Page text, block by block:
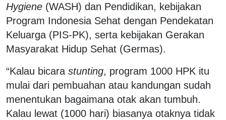
Hygiene (WASH) dan Pendidikan, kebijakan
Program Indonesia Sehat dengan Pendekatan
Keluarga (PIS-PK), serta kebijakan Gerakan
Masyarakat Hidup Sehat (Germas).
“Kalau bicara stunting, program 1000 HPK itu
mulai dari pembuahan atau kandungan sudah
menentukan bagaimana otak akan tumbuh.
Kalau lewat (1000 hari) biasanya otaknya tidak